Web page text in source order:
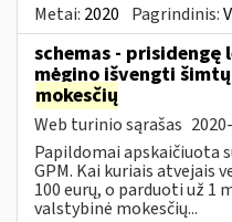
Metai: 2020 Pagrindinis:
schemas -
mėgino išvengti
mokesčių
Web turinio sąrašas
Papildomai apskaičiuota
GPM. Kai kuriais atvejais
100 eurų, o parduoti už 1
valstybinė mokesčių...